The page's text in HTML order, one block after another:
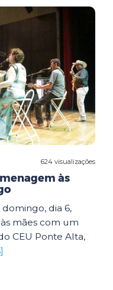
624 visualizações
às
dia 6,
mães com um
CEU Ponte Alta,